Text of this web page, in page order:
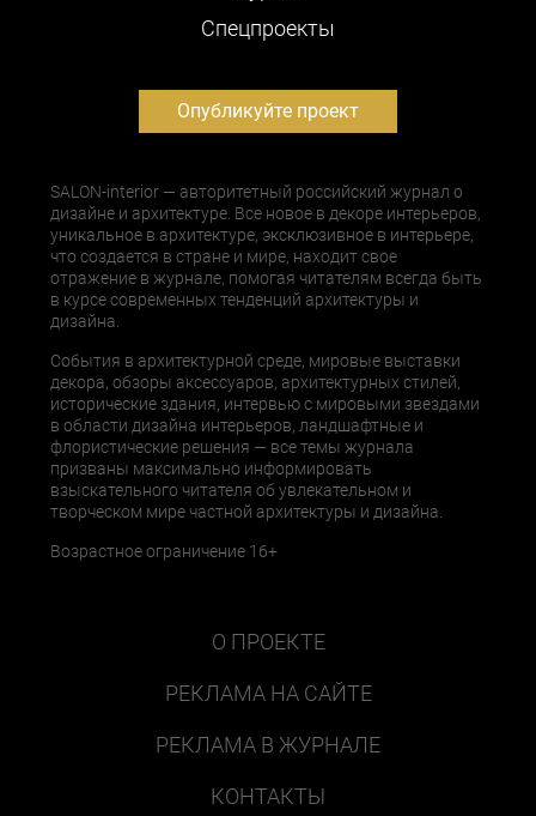
Cпецпроекты
Опубликуйте проект
SALON-interior — авторитетный российский журнал о
дизайне и архитектуре. Все новое в декоре интерьеров,
уникальное в архитектуре, эксклюзивное в интерьере,
что создается в стране и мире, находит свое
отражение в журнале, помогая читателям всегда быть
в курсе современных тенденций архитектуры и
дизайна.
События в архитектурной среде, мировые выставки
декора, обзоры аксессуаров, архитектурных стилей,
исторические здания, интервью с мировыми звездами
в области дизайна интерьеров, ландшафтные и
флористические решения — все темы журнала
призваны максимально информировать
взыскательного читателя об увлекательном и
творческом мире частной архитектуры и дизайна.
Возрастное ограничение 16+
О ПРОЕКТЕ
РЕКЛАМА НА САЙТЕ
РЕКЛАМА В ЖУРНАЛЕ
КОНТАКТЫ